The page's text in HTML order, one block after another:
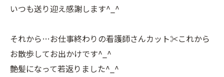
いつも送り迎え感謝します^_^
それから…お仕事終わりの看護師さんカット✂️これから
お散歩してお出かけです^_^
艶髪になって若返りました^_^